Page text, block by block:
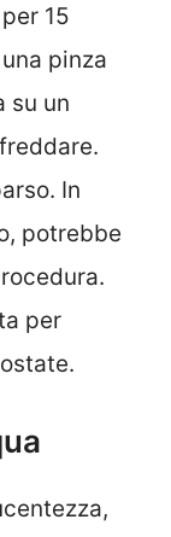
15
pinza
su un
In
potrebbe
per